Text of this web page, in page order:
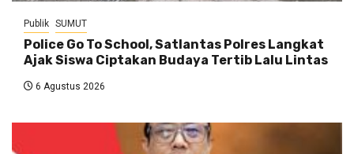
Publik SUMUT
Police Go To School, Satlantas Polres Langkat
Ajak Siswa Ciptakan Budaya Tertib Lalu Lintas
6 Agustus 2026